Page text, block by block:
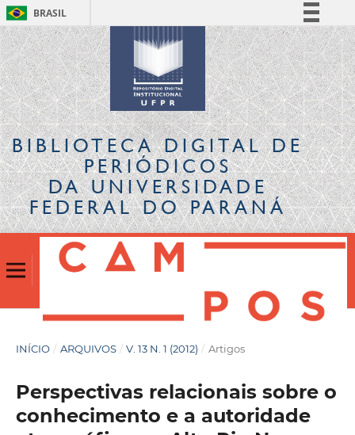
BRASIL
Simplifique!
Comunica BR
Participe
Acesso à informação
Legislação
Canais
BIBLIOTECA DIGITALDE
PERIÓDICOS
DA UNIVERSIDADE
FEDERAL DO PARANÁ
INÍCIO / ARQUIVOS / V. 13 N. 1 (2012) / Artigos
Perspectivas relacionais sobre o
conhecimento e a autoridade